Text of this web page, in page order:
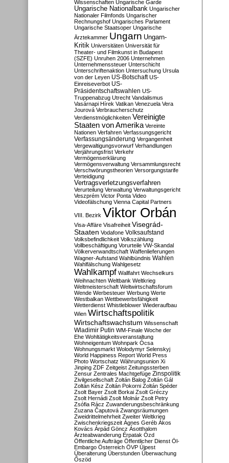
Wissenschaften Ungarische Garde
Ungarische Nationalbank Ungarischer
Nationaler Filmfonds Ungarischer
Rechnungshof Ungarisches Parlament
Ungarische Staatsoper Ungarische
Ärztekammer Ungarn Ungarn-
Kritik Universitäten Universität für
Theater- und Filmkunst in Budapest
(SZFE) Unruhen 2006 Unternehmen
Unternehmenssteuer Unterschicht
Unterschriftenaktion Untersuchung Ursula
von der Leyen US-Botschaft US-
Einreiseverbot US-
Präsidentschaftswahlen US-
Truppenabzug Utrecht Vandalismus
Vasárnapi Hírek Vatikan Venezuela Vera
Jourová Verbraucherschutz
Verdienstmöglichkeiten Vereinigte
Staaten von Amerika Vereinte
Nationen Verfahren Verfassungsgericht
Verfassungsänderung Vergangenheit
Vergewaltigungsvorwurf Verhandlungen
Verjährungsfrist Verkehr
Vermögenserklärung
Vermögensverwaltung Versammlungsrecht
Verschwörungstheorien Versorgungstarife
Verteidigung
Vertragsverletzungsverfahren
Verurteilung Verwaltung Verwaltungsgericht
Veszprém Victor Ponta Video
Videofälschung Vienna Capital Partners
VIII. Bezirk Viktor Orbán
Visa-Affäre Visafreiheit Visegrád-
Staaten Vodafone Volksaufstand
Volksbefindlichkeit Volkszählung
Vollbeschäftigung Vorurteile VW-Skandal
Völkerverwandtschaft Waffenlieferungen
Wagner-Aufstand Wahlbündnis Wahlen
Wahlfälschung Wahlgesetz
Wahlkampf Wallfahrt Wechselkurs
Weihnachten Weltbank Weltkrieg
Weltmeisterschaft Weltwirtschaftsforum
Wende Werbesteuer Werbung Werte
Westbalkan Wettbewerbsfähigkeit
Wetterdienst Whistleblower Wiederaufbau
Wien Wirtschaftspolitik
Wirtschaftswachstum Wissenschaft
Wladimir Putin WM-Finale Woche der
Ehe Wohltätigkeitsveranstaltung
Wohneigentum Wohnpark Ócsa
Wohnungsmarkt Wolodymyr Selenskyj
World Happiness Report World Press
Photo Wortschatz Währungsunion Xi
Jinping ZDF Zeitgeist Zeitungssterben
Zensur Zentrales Machtgefüge Zinspolitik
Zivilgesellschaft Zoltán Balog Zoltán Gál
Zoltán Kész Zoltán Pokorni Zoltán Spéder
Zsolt Bayer Zsolt Borkai Zsolt Gréczy
Zsolt Hernádi Zsolt Molnár Zsolt Petry
Zsófia Rácz Zuwanderungsbeschränkung
Zuzana Čaputová Zwangsräumungen
Zweidrittelmehrheit Zweiter Weltkrieg
Zwischenkriegszeit Ágnes Geréb Ákos
Kovács Árpád Göncz Ásotthalom
Ärzteabwanderung Érpatak Ózd
Öffentliche Aufträge Öffentlicher Dienst Öl-
Embargo Österreich ÖVP Újpest
Überalterung Überstunden Überwachung
Őszöd